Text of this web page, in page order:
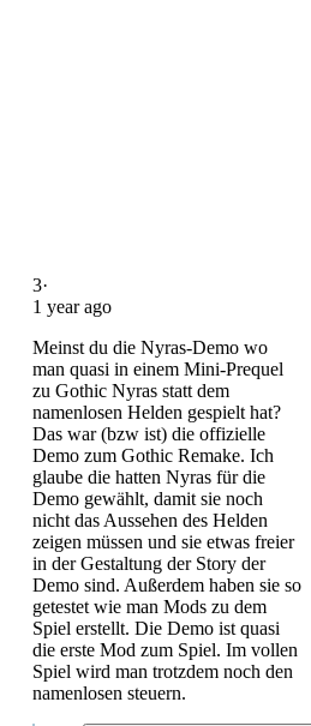
3·
1 year ago
Meinst du die Nyras-Demo wo
man quasi in einem Mini-Prequel
zu Gothic Nyras statt dem
namenlosen Helden gespielt hat?
Das war (bzw ist) die offizielle
Demo zum Gothic Remake. Ich
glaube die hatten Nyras für die
Demo gewählt, damit sie noch
nicht das Aussehen des Helden
zeigen müssen und sie etwas freier
in der Gestaltung der Story der
Demo sind. Außerdem haben sie so
getestet wie man Mods zu dem
Spiel erstellt. Die Demo ist quasi
die erste Mod zum Spiel. Im vollen
Spiel wird man trotzdem noch den
namenlosen steuern.